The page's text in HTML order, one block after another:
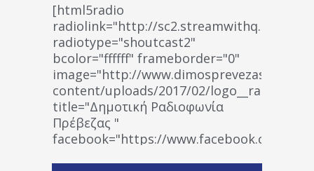
[html5radio
radiolink="http://
radiotype="shoutcast2"
bcolor="ffffff" frameborder="0"
image="http://www.dimosprevezas.gr/wp-
content/uploads/2017/02/
title="Δημοτική Ραδιοφωνία
Πρέβεζας "
facebook="https://www.facebook.com/